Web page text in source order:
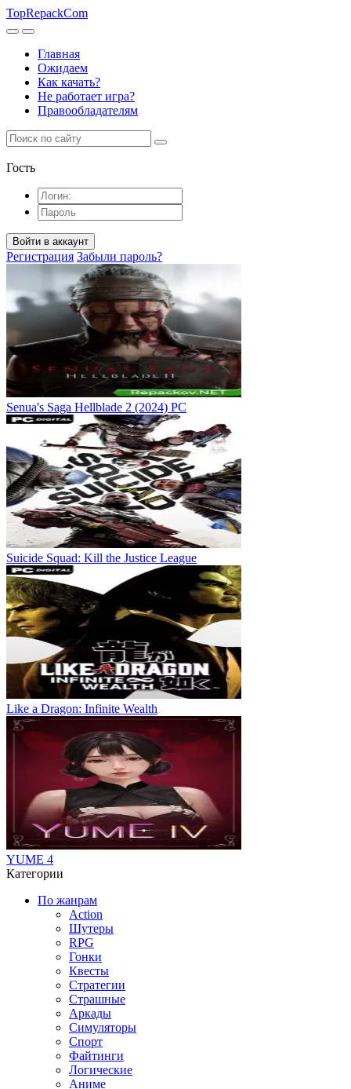
TopRepackCom
Главная
Ожидаем
Как качать?
Не работает игра?
Правообладателям
Гость
Войти в аккаунт
Регистрация Забыли пароль?
Senua's Saga Hellblade 2 (2024) PC
Suicide Squad: Kill the Justice League
Like a Dragon: Infinite Wealth
YUME 4
Категории
По жанрам
Action
Шутеры
RPG
Гонки
Квесты
Стратегии
Страшные
Аркады
Симуляторы
Спорт
Файтинги
Логические
Аниме